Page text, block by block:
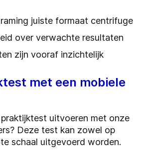
juiste formaat centrifuge
over verwachte resultaten
zijn vooraf inzichtelijk
met een mobiele
uitvoeren met onze
Deze test kan zowel op
schaal uitgevoerd worden.